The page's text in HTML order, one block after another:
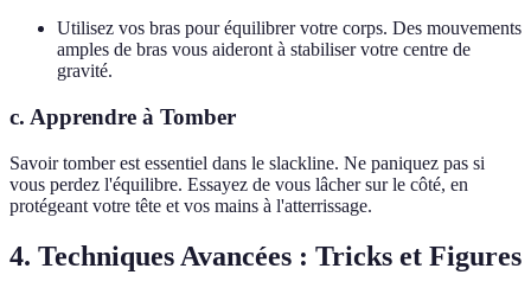
Utilisez vos bras pour équilibrer votre corps. Des mouvements
amples de bras vous aideront à stabiliser votre centre de
gravité.
c. Apprendre à Tomber
Savoir tomber est essentiel dans le slackline. Ne paniquez pas si
vous perdez l'équilibre. Essayez de vous lâcher sur le côté, en
protégeant votre tête et vos mains à l'atterrissage.
4. Techniques Avancées : Tricks et Figures